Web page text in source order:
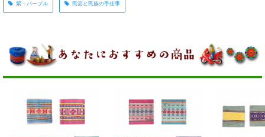
紫・パープル 民芸と民族の手仕事